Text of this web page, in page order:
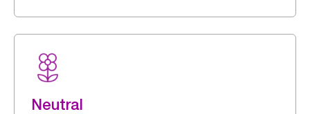
Neutral